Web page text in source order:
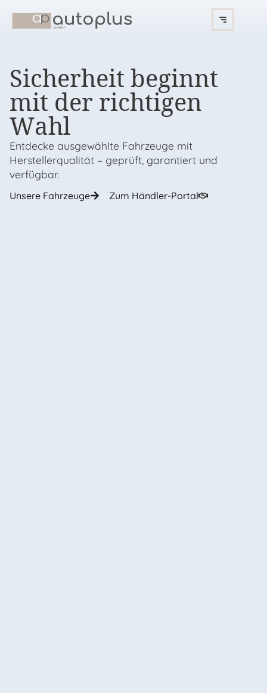
Sicherheit beginnt
mit der richtigen
Wahl
Entdecke ausgewählte Fahrzeuge mit
Herstellerqualität – geprüft, garantiert und
verfügbar.
Unsere Fahrzeuge Zum Händler-Portal